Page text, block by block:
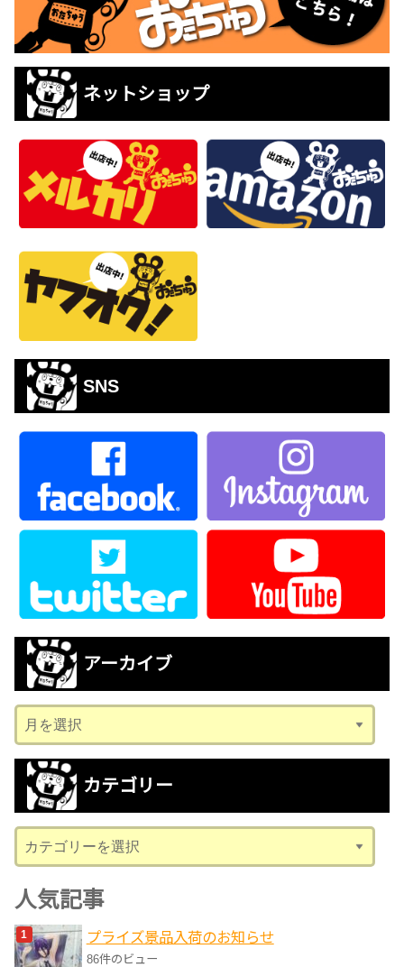
ネットショップ
SNS
アーカイブ
ー
カ
ブ
カテゴリー
テ
ゴ
リ
ー
人気記事
プライズ景品入荷のお知らせ
86件のビュー